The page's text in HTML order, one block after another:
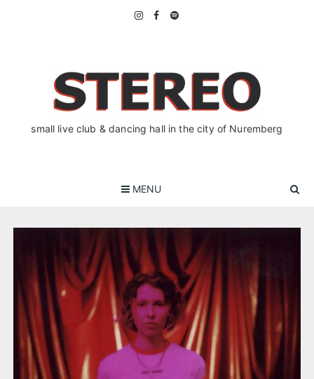
small live club & dancing hall in the city of Nuremberg
MENU